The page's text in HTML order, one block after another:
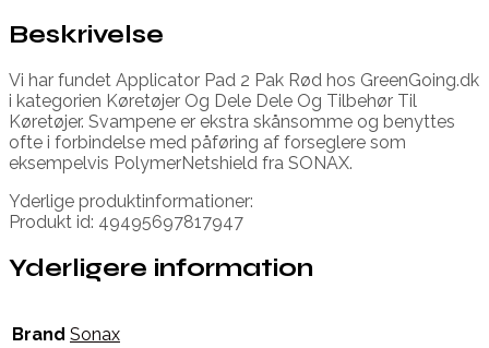
Beskrivelse
Vi har fundet Applicator Pad 2 Pak Rød hos GreenGoing.dk
i kategorien Køretøjer Og Dele Dele Og Tilbehør Til
Køretøjer. Svampene er ekstra skånsomme og benyttes
ofte i forbindelse med påføring af forseglere som
eksempelvis PolymerNetshield fra SONAX.
Yderlige produktinformationer:
Produkt id: 49495697817947
Yderligere information
Brand Sonax